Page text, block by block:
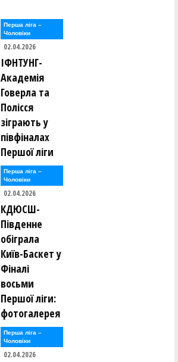
Перша лiга –
Чоловiки
02.04.2026
ІФНТУНГ-
Академія
Говерла та
Полісся
зіграють у
півфіналах
Першої ліги
Перша лiга –
Чоловiки
02.04.2026
КДЮСШ-
Південне
обіграла
Київ-Баскет у
Фіналі
восьми
Першої ліги:
фотогалерея
Перша лiга –
Чоловiки
02.04.2026